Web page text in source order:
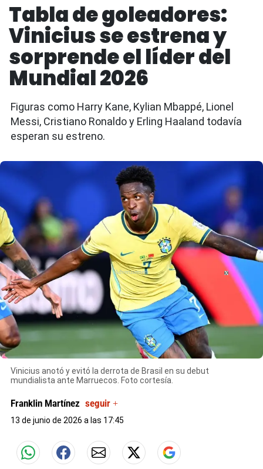
Tabla de goleadores:
Vinicius se estrena y
sorprende el líder del
Mundial 2026
Figuras como Harry Kane, Kylian Mbappé, Lionel
Messi, Cristiano Ronaldo y Erling Haaland todavía
esperan su estreno.
Vinicius anotó y evitó la derrota de Brasil en su debut
mundialista ante Marruecos. Foto cortesía.
X
Franklin Martínez seguir +
13 de junio de 2026 a las 17:45